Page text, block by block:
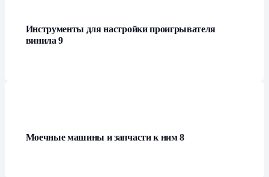
Инструменты для настройки проигрывателя
винила9
Моечные машины и запчасти к ним8